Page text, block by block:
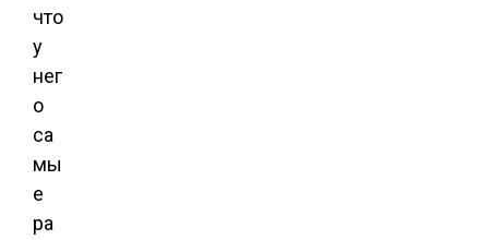
что
у
нег
о
са
мы
е
ра